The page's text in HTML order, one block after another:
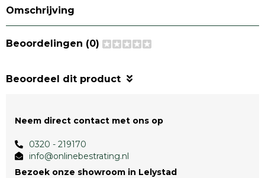
Omschrijving
Beoordelingen (0)
Beoordeel dit product
Neem direct contact met ons op
0320 - 219170
info@onlinebestrating.nl
Bezoek onze showroom in Lelystad